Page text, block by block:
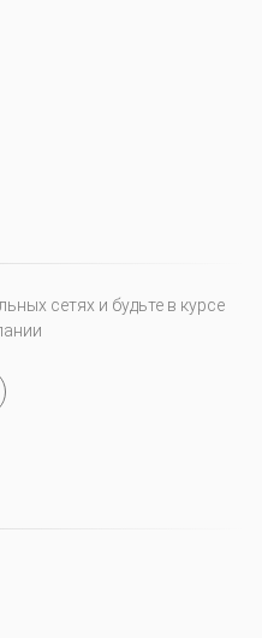
сетях и будьте в курсе